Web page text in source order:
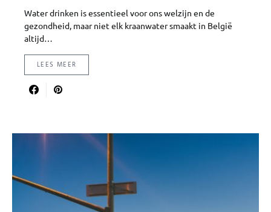
Water drinken is essentieel voor ons welzijn en de
gezondheid, maar niet elk kraanwater smaakt in België
altijd…
LEES MEER